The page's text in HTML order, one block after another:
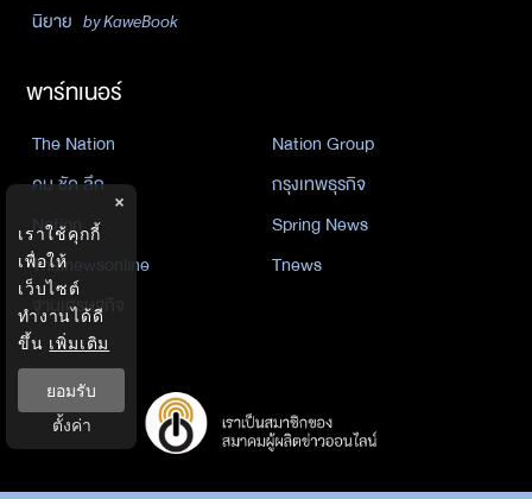
นิยาย by KaweBook
พาร์ทเนอร์
The Nation
Nation Group
คม ชัด ลึก
กรุงเทพธุรกิจ
Nation
Spring News
Thainewsonline
Tnews
ฐานเศรษฐกิจ
×
เราใช้คุกกี้
เพื่อให้
เว็บไซต์
ทำงานได้ดี
ขึ้น เพิ่มเติม
ยอมรับ
ตั้งค่า